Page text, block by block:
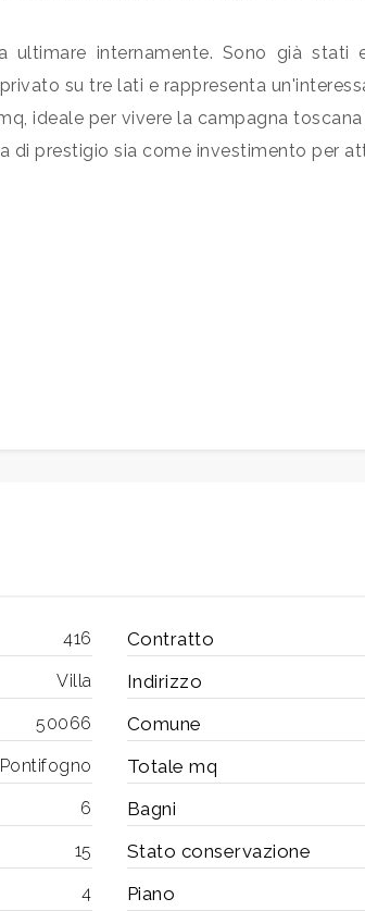
internamente. Sono già stati
su tre lati e rappresenta
ideale per vivere la campagna
di prestigio sia come investimento per
416 Contratto
Villa Indirizzo
50066 Comune
Pontifogno Totale mq
6 Bagni
15 Stato conservazione
4 Piano